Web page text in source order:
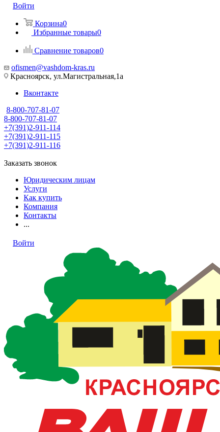
Войти
Корзина0
Избранные товары0
Сравнение товаров0
ofismen@vashdom-kras.ru
Красноярск, ул.Магистральная,1а
Вконтакте
8-800-707-81-07
8-800-707-81-07
+7(391)2-911-114
+7(391)2-911-115
+7(391)2-911-116
Заказать звонок
Юридическим лицам
Услуги
Как купить
Компания
Контакты
...
Войти